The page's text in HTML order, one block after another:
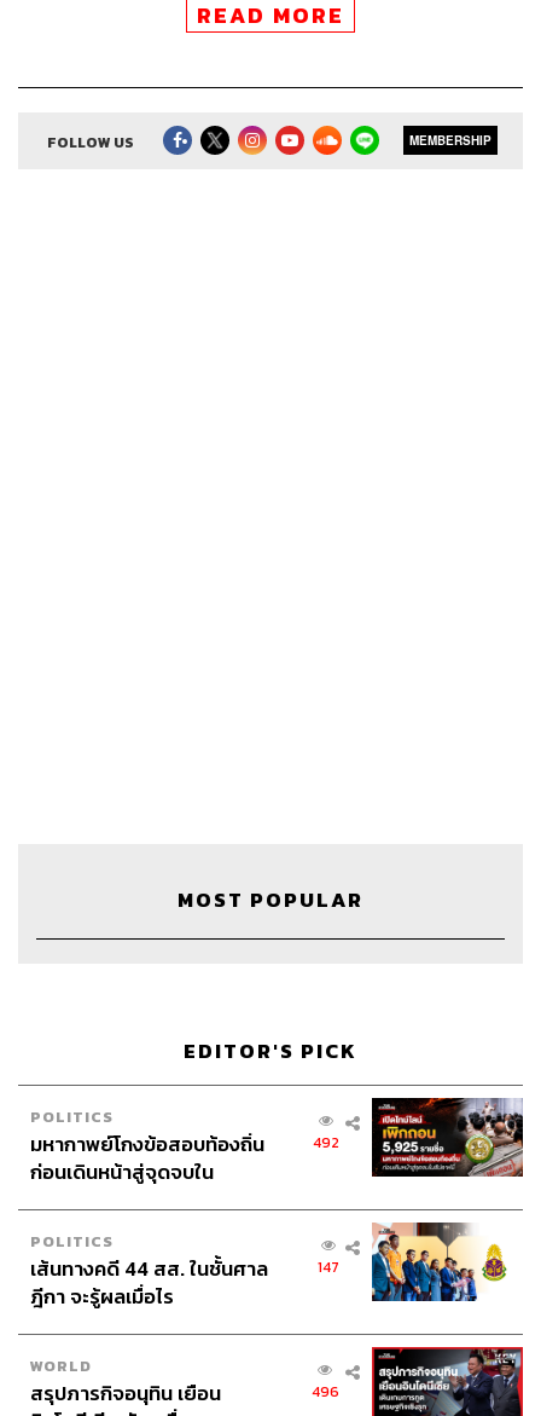
อนงค์นาฏ วิวัฒนานนท์
Webmasterจินตนา ประชุมพันธ์
READ MORE
FOLLOW US MEMBERSHIP
MOST POPULAR
EDITOR'S PICK
POLITICS
มหากาพย์โกงข้อสอบท้องถิ่น
ก่อนเดินหน้าสู่จุดจบใน
492
POLITICS
เส้นทางคดี 44 สส. ในชั้นศาล
ฎีกา จะรู้ผลเมื่อไร
147
WORLD
สรุปภารกิจอนุทิน เยือน
496